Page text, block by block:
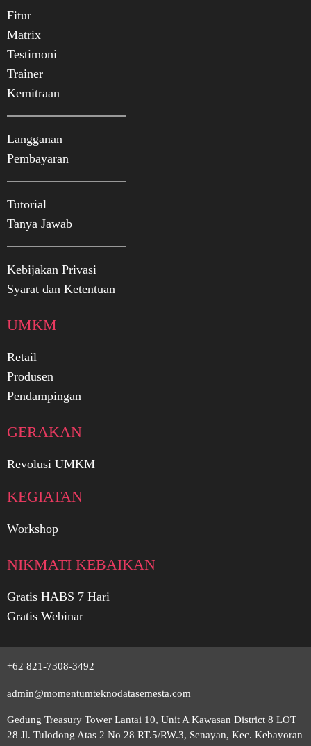
Fitur
Matrix
Testimoni
Trainer
Kemitraan
Langganan
Pembayaran
Tutorial
Tanya Jawab
Kebijakan Privasi
Syarat dan Ketentuan
UMKM
Retail
Produsen
Pendampingan
GERAKAN
Revolusi UMKM
KEGIATAN
Workshop
NIKMATI KEBAIKAN
Gratis HABS 7 Hari
Gratis Webinar
+62 821-7308-3492
admin@momentumteknodatasemesta.com
Gedung Treasury Tower Lantai 10, Unit A Kawasan District 8 LOT
28 Jl. Tulodong Atas 2 No 28 RT.5/RW.3, Senayan, Kec. Kebayoran